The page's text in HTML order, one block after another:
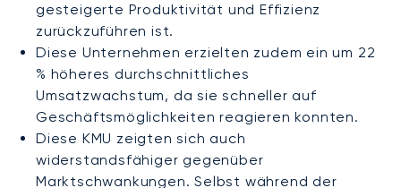
gesteigerte Produktivität und Effizienz
zurückzuführen ist.
Diese Unternehmen erzielten zudem ein um 22
% höheres durchschnittliches
Umsatzwachstum, da sie schneller auf
Geschäftsmöglichkeiten reagieren konnten.
Diese KMU zeigten sich auch
widerstandsfähiger gegenüber
Marktschwankungen. Selbst während der